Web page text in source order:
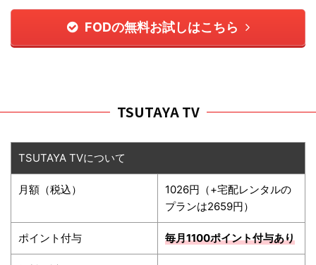
FODの無料お試しはこちら
TSUTAYA TV
TSUTAYA TVについて
月額（税込）
1026円（+宅配レンタルの
プランは2659円）
ポイント付与 毎月1100ポイント付与あり